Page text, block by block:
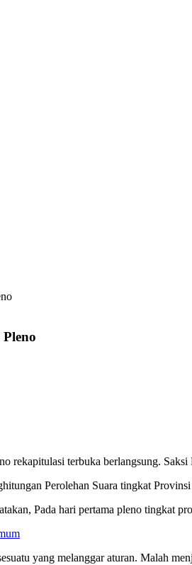
terbuka berlangsung. Saksi
Perolehan Suara tingkat
Pada hari pertama pleno tingkat
yang melanggar aturan. Malah